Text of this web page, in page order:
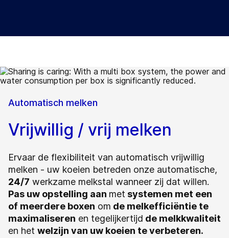
Automatisch melken
Vrijwillig / vrij melken
Ervaar de flexibiliteit van automatisch vrijwillig
melken - uw koeien betreden onze automatische,
24/7 werkzame melkstal wanneer zij dat willen.
Pas uw opstelling aan met systemen met een
of meerdere boxen om de melkefficiëntie te
maximaliseren en tegelijkertijd de melkkwaliteit
en het welzijn van uw koeien te verbeteren.